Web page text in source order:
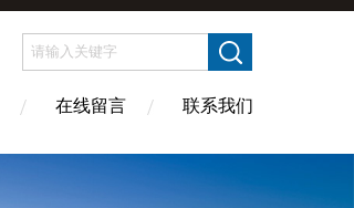
在线留言 联系我们